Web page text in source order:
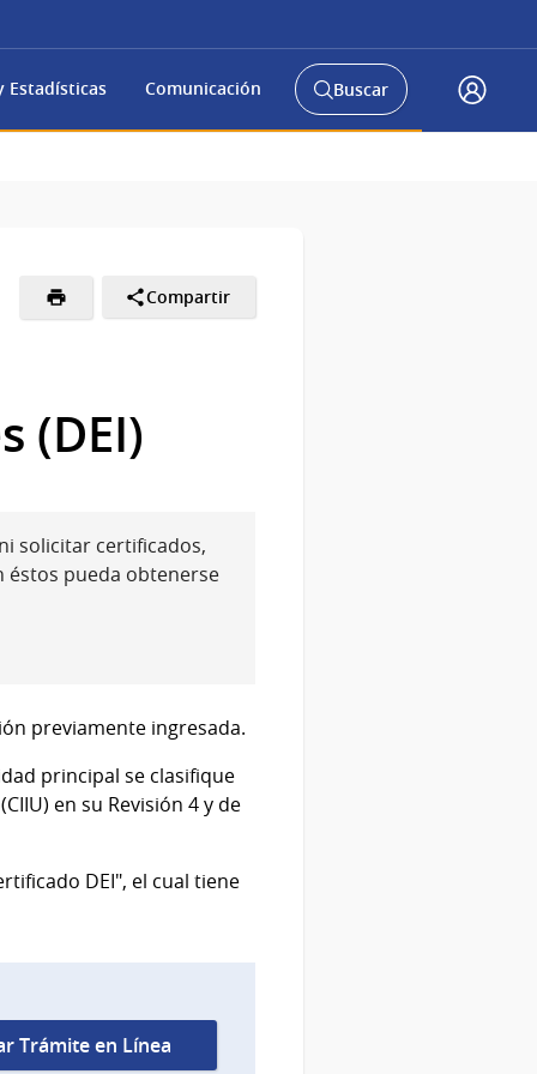
Estadísticas Comunicación
Abrir
buscador
Buscar
Acceso
Compartir
(DEI)
solicitar certificados,
pueda obtenerse
previamente ingresada.
principal se clasifique
en su Revisión 4 y de
DEI", el cual tiene
Trámite en Línea